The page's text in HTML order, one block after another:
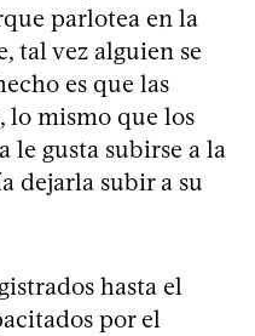
parlotea en la
tal vez alguien se
es que las
lo mismo que los
le gusta subirse a la
dejarla subir a su
hasta el
por el